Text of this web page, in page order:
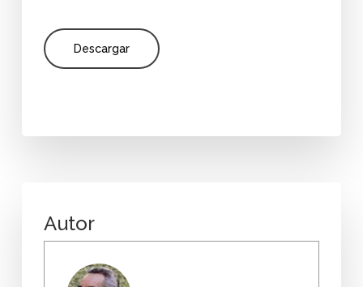
Descargar
Autor